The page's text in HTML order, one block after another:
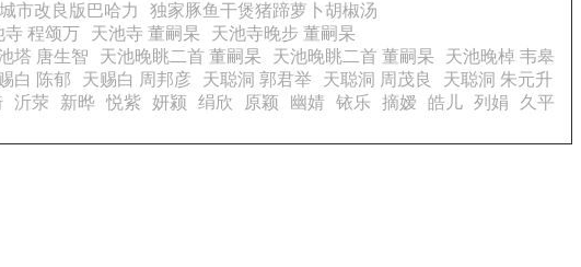
市改良版巴哈力
独家豚鱼干煲猪蹄萝卜胡椒汤
寺 程颂万 天池寺 董嗣杲
天池寺晚步 董嗣杲
塔 唐生智 天池晚眺二首 董嗣杲 天池晚眺二首 董嗣杲
天池晚棹 韦皋
白 陈郁 天赐白 周邦彦 天聪洞 郭君举 天聪洞 周茂良
天聪洞 朱元升
沂荥 新晔 悦紫 妍颍 绢欣 原颖 幽婧 铱乐 摘嫒 皓儿 列娟
久平